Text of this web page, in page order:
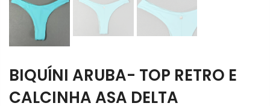
BIQUÍNI ARUBA- TOP RETRO E
CALCINHA ASA DELTA